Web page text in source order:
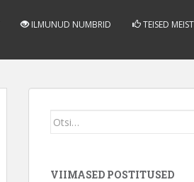
ILMUNUD NUMBRID TEISED MEIST
Otsi
VIIMASED POSTITUSED